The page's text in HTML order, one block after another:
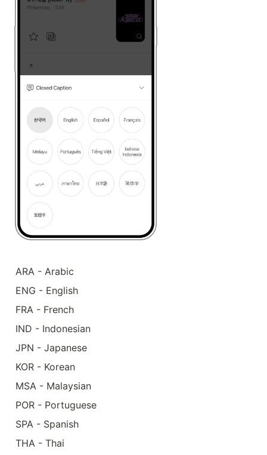
ARA - Arabic
ENG - English
FRA - French
IND - Indonesian
JPN - Japanese
KOR - Korean
MSA - Malaysian
POR - Portuguese
SPA - Spanish
THA - Thai